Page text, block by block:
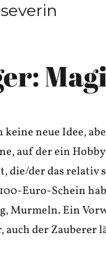
neue Idee,
auf der ein
die/der das relativ
Euro-Schein
Murmeln. Ein
auch der Zauberer